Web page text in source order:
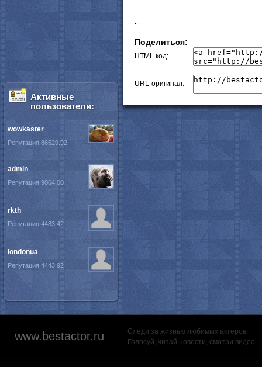
Поделиться:
HTML код:
URL-оригинал:
Активные
пользователи:
wowkaster
Репутация 86529.92
admin
Репутация 9064.00
rkth
Репутация 4483.42
londonua
Репутация 4443.92
www.bestactor.ru
Следи за жизнью любимых актеров
Голосуй, читай новости, смотри видео